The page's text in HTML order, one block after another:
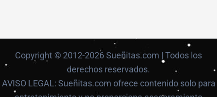
Copyright © 2012-2026 Sueñitas.com | Todos los
derechos reservados.
AVISO LEGAL: Sueñitas.com ofrece contenido solo para